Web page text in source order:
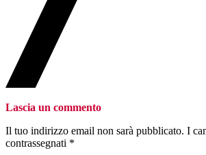
Lascia un commento
Il tuo indirizzo email non sarà pubblicato. I
contrassegnati *